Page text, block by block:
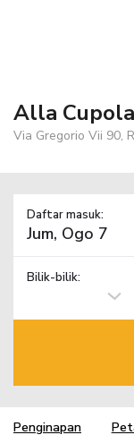
Alla
Via Gregorio Vii 90,
Daftar masuk:
Bilik-bilik:
Penginapan